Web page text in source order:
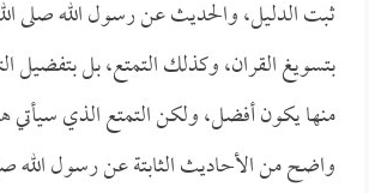
ثبت الدليل، والحديث عن رسول الله صلى
بتسويغ القران، وكذلك التمتع، بل بتفضيل
منها يكون أفضل، ولكن التمتع الذي سيأتي
واضح من الأحاديث الثابتة عن رسول الله